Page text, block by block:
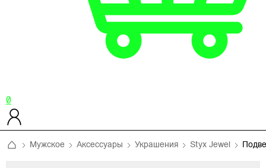
0
Мужское Аксессуары Украшения Styx Jewel